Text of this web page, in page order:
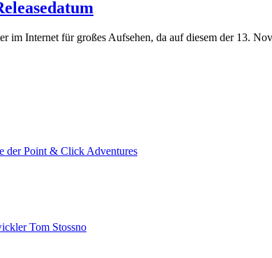
im Internet für großes Aufsehen, da auf diesem der 13.
der Point & Click Adventures
Tom Stossno